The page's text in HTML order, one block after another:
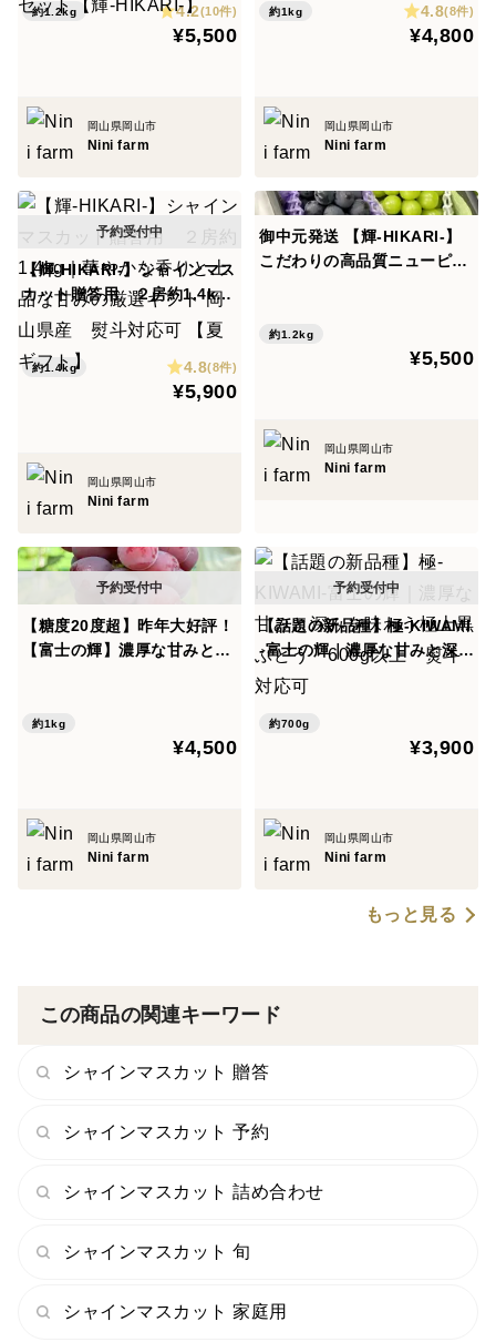
「唯一無二」を目指すNini farmでは、化粧箱のデザイン
や梱包にもこだわり、贈り物としても大変ご好評をいた
が揺れないよう丁寧に梱包いたします。
なお、商品写真ではそのまま箱に入っておりますが、実
際には一房ずつ紙セロにお包みしてお届けいたします。
※贈答用、ご家庭用共にギフト用でも扱えるような梱包
をしておりますので、特別なラッピングや二重包装には
対応しておりません。あらかじめご了承ください。
＜サイズ＞
サイズの目安として、ご参考ください。（園主個人の意
1人で食べるのに程よい量、葡萄好きには少しもの足り
ないかも、、
・500g×2（1.0kg）オススメ
標準的なサイズ、粒の大きさは安定。
・600g×2（1.2kg）
ボリューム満点、粒は大きくなりやすい。
見栄えのインパクト大、食べるのがもったいない。
葡萄の大きさが大きくなるほど、粒は大きくなりやすい
<注意事項>
・熨斗に関しましては備考にて表書きのみご要望くださ
尚、名入れに関しましては出産祝い以外は承っておりま
ていただきます。
・ご家庭用商品の場合、トラックの揺れで数粒落ちてし
かな甘みの贅沢セット【輝-H
約1.2kg 4.2(10件)
¥5,500
岡山県岡山市
Nini farm
対応可
約1kg 4.8(8件)
¥4,800
岡山県岡山市
Nini farm
【輝-HIKARI-】シャインマス
カット贈答用 ２房約1.4kg
｜華やかな香りと上品な甘み
の厳選ギフト 岡山県産 熨斗
対応可 【夏ギフト】
約1.4kg 4.8(8件)
¥5,900
岡山県岡山市
Nini farm
御中元発送 【輝-HIKARI-】
こだわりの高品質ニューピオ
用 熨斗対応可
約1.2kg
¥5,500
岡山県岡山市
Nini farm
【糖度20度超】昨年大好評！
【富士の輝】濃厚な甘みとコ
約1kg
¥4,500
岡山県岡山市
Nini farm
【話題の新品種】極-KIWAMI
-富士の輝｜濃厚な甘みと深み
を味わう極上黒ぶどう 600
g以上 熨斗対応可
約700g
¥3,900
岡山県岡山市
Nini farm
もっと見る
この商品の関連キーワード
シャインマスカット 贈答
シャインマスカット 予約
シャインマスカット 詰め合わせ
シャインマスカット 旬
シャインマスカット 家庭用